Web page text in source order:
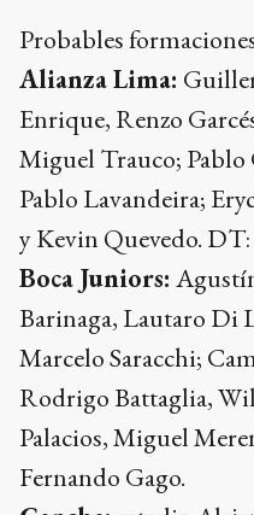
Probables
Alianza Lima:
Enrique, Renzo
Miguel Trauco;
Pablo Lavandeira;
y Kevin Quevedo.
Boca Juniors:
Barinaga, Lautaro Di
Marcelo Saracchi;
Rodrigo Battaglia,
Palacios, Miguel
Fernando Gago.